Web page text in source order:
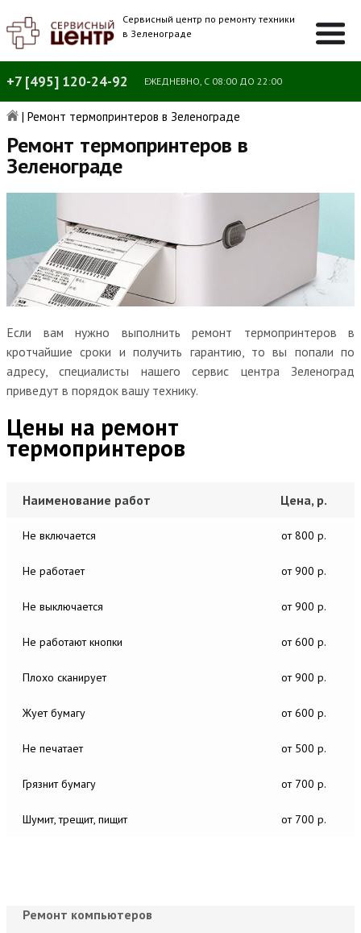
Сервисный центр по ремонту техники
в Зеленограде
+7 [495] 120-24-92 ЕЖЕДНЕВНО, С 08:00 ДО 22:00
| Ремонт термопринтеров в Зеленограде
Ремонт термопринтеров в
Зеленограде
Если вам нужно выполнить ремонт термопринтеров в
кротчайшие сроки и получить гарантию, то вы попали по
адресу, специалисты нашего сервис центра Зеленоград
приведут в порядок вашу технику.
Цены на ремонт
термопринтеров
Наименование работ Цена, р.
Не включается от 800 р.
Не работает от 900 р.
Не выключается от 900 р.
Не работают кнопки от 600 р.
Плохо сканирует от 900 р.
Жует бумагу от 600 р.
Не печатает от 500 р.
Грязнит бумагу от 700 р.
Шумит, трещит, пищит от 700 р.
Ремонт компьютеров